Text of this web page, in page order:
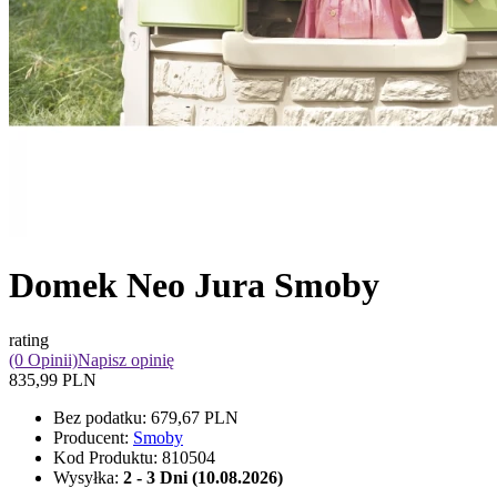
Domek Neo Jura Smoby
rating
(0 Opinii)Napisz opinię
835,99 PLN
Bez podatku: 679,67 PLN
Producent: Smoby
Kod Produktu: 810504
Wysyłka: 2 - 3 Dni (10.08.2026)